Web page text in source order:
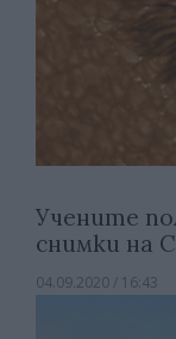
Учените
снимки на
04.09.2020 / 16:43